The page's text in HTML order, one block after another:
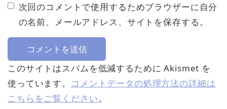
次回のコメントで使用するためブラウザーに自分
の名前、メールアドレス、サイトを保存する。
このサイトはスパムを低減するために Akismet を
使っています。 コメントデータの処理方法の詳細は
こちらをご覧ください。